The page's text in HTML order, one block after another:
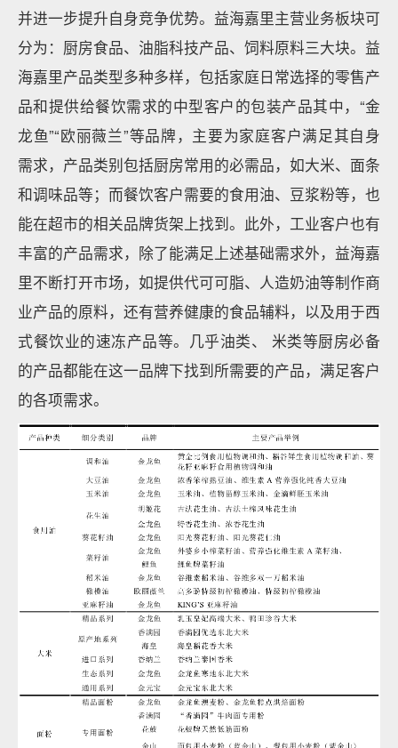
并进一步提升自身竞争优势。益海嘉里主营业务板块可
分为：厨房食品、油脂科技产品、饲料原料三大块。益
海嘉里产品类型多种多样，包括家庭日常选择的零售产
品和提供给餐饮需求的中型客户的包装产品其中，“金
龙鱼”“欧丽薇兰”等品牌，主要为家庭客户满足其自身
需求，产品类别包括厨房常用的必需品，如大米、面条
和调味品等；而餐饮客户需要的食用油、豆浆粉等，也
能在超市的相关品牌货架上找到。此外，工业客户也有
丰富的产品需求，除了能满足上述基础需求外，益海嘉
里不断打开市场，如提供代可可脂、人造奶油等制作商
业产品的原料，还有营养健康的食品辅料，以及用于西
式餐饮业的速冻产品等。几乎油类、 米类等厨房必备
的产品都能在这一品牌下找到所需要的产品，满足客户
的各项需求。